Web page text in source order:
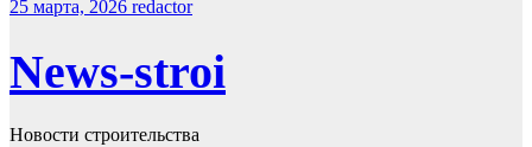
25 марта, 2026 redactor
News-stroi
Новости строительства